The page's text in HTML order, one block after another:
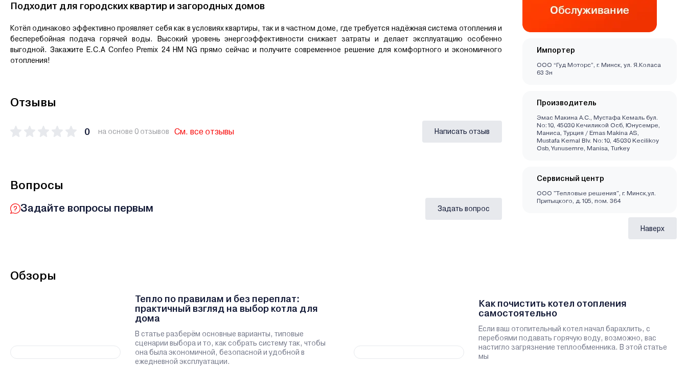
Подходит для городских квартир и загородных домов
Котёл одинаково эффективно проявляет себя как в условиях квартиры, так и в частном доме, где требуется надёжная система отопления и
бесперебойная подача горячей воды. Высокий уровень энергоэффективности снижает затраты и делает эксплуатацию особенно
выгодной. Закажите E.C.A Confeo Premix 24 HM NG прямо сейчас и получите современное решение для комфортного и экономичного
отопления!
Отзывы
0 на основе 0 отзывов См. все отзывы Написать отзыв
Вопросы
Задайте вопросы первым Задать вопрос
Импортер
ООО “Гуд Моторс”, г. Минск, ул. Я.Коласа
63 3н
Производитель
Эмас Макина А.С., Мустафа Кемаль бул.
No:10, 45030 Кечиликой Осб, Юнусемре,
Маниса, Турция / Emas Makina AS,
Mustafa Kemal Blv. No:10, 45030 Kecilikoy
Osb, Yunusemre, Manisa, Turkey
Сервисный центр
ООО "Тепловые решения", г. Минск,ул.
Притыцкого, д.105, пом. 364
Наверх
Обзоры
Тепло по правилам и без переплат:
практичный взгляд на выбор котла для
дома
В статье разберём основные варианты, типовые
сценарии выбора и то, как собрать систему так, чтобы
она была экономичной, безопасной и удобной в
ежедневной эксплуатации.
Как почистить котел отопления
самостоятельно
Если ваш отопительный котел начал барахлить, с
перебоями подавать горячую воду, возможно, вас
настигло загрязнение теплообменника. В этой статье
мы